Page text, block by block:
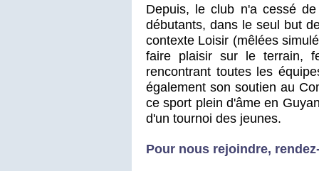
Depuis, le club n'a cessé
débutants, dans le seul but
contexte Loisir (mêlées
faire plaisir sur le terrain,
rencontrant toutes les
également son soutien au
ce sport plein d'âme en
d'un tournoi des jeunes.
Pour nous rejoindre,